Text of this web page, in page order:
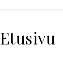
Etusivu